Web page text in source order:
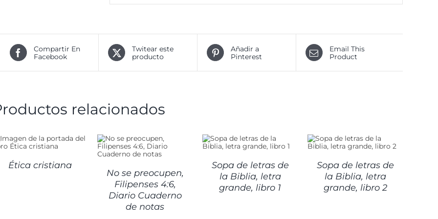
Compartir En
Facebook
Twitear este
producto
Añadir a
Pinterest
Email This
Product
relacionados
Ética cristiana
DETALLES
No se preocupen,
Filipenses 4:6,
Diario Cuaderno
de notas
DETALLES
Sopa de letras de
la Biblia, letra
grande, libro 1
DETALLES
Sopa de letras de
la Biblia, letra
grande, libro 2